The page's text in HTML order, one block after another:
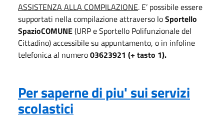
ASSISTENZA ALLA COMPILAZIONE. E’ possibile essere
supportati nella compilazione attraverso loSportello
SpazioCOMUNE(URP e Sportello Polifunzionale del
Cittadino) accessibile su appuntamento, o in infoline
telefonica al numero03623921 (+ tasto 1).
Per saperne di piu' sui servizi
scolastici